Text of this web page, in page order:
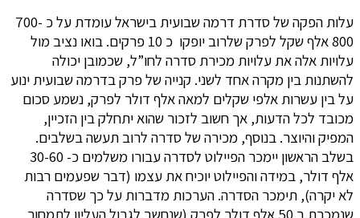
עלות הפקה של סדרת דרמה שבועית בישראל עומדת על כ 700-
800 אלף שקל לפרק שלרוב יופקו כ 10 פרקים. בואו נציב מול
עלויות אלה את עלויות מכירת סדרה לחו”ל, שכמובן יכולה
להשתנות בין מקרה אחד לשני. קנייה של פרק בדרמה שבועית ינוע
על בין עשרות אלפי שקלים למאה אלף דולר לפרק, נשמע סכום
מכובד לכל הדעות, אך חשוב לזכור שהוא יתחלק בין הזכיין,
המפיק והיוצר. בנוסף, מכירה של סדרה לרוב תעשה בשלבים.
בשלב הראשון יימכר הפיילוט לסדרה עבורו משלמים כ- 30-60
אלף דולר, במידה והפיילוט יוכיח את עצמו (דבר שפעמים רבות
לא יקרה), תימכר הסדרה. הערכות מדברות על כך שסדרה
שנמכרת ב 50 אלף דולר לפרק (שנחשב לגבול העליון לתמחור